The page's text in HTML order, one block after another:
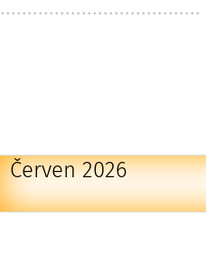
Červen 2026